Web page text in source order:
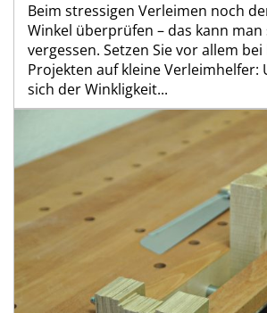
Beim stressigen Verleimen noch
Winkel überprüfen – das kann man
vergessen. Setzen Sie vor allem
Projekten auf kleine Verleimhelfer:
sich der Winkligkeit...